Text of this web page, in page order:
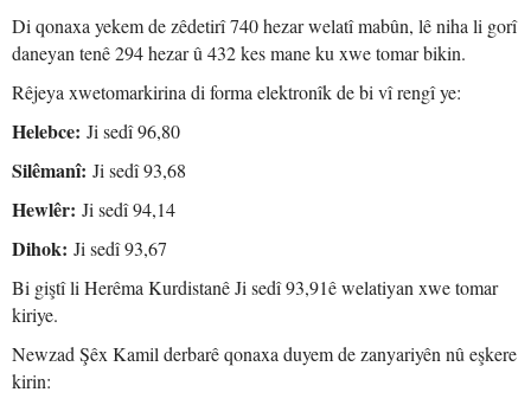
Di qonaxa yekem de zêdetirî 740 hezar welatî mabûn, lê niha li gorî
daneyan tenê 294 hezar û 432 kes mane ku xwe tomar bikin.
Rêjeya xwetomarkirina di forma elektronîk de bi vî rengî ye:
Helebce: Ji sedî 96,80
Silêmanî: Ji sedî 93,68
Hewlêr: Ji sedî 94,14
Dihok: Ji sedî 93,67
Bi giştî li Herêma Kurdistanê Ji sedî 93,91ê welatiyan xwe tomar
kiriye.
Newzad Şêx Kamil derbarê qonaxa duyem de zanyariyên nû eşkere
kirin: